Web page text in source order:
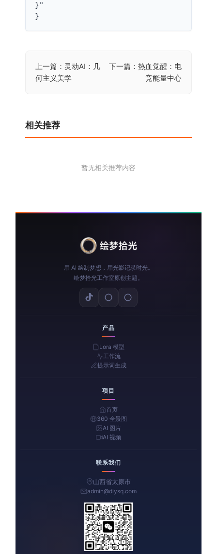
}"
}
文
章
上一篇：灵动AI：几
何主义美学
下一篇：热血觉醒：电
竞能量中心
相关推荐
暂无相关推荐内容
用 AI 绘制梦想，用光影记录时光。
绘梦拾光工作室原创主题。
产品
Lora 模型
工作流
提示词生成
项目
首页
360 全景图
AI 图片
AI 视频
联系我们
山西省太原市
admin@diysq.com